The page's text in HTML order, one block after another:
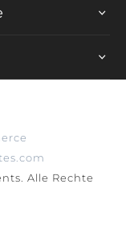
Alle Rechte